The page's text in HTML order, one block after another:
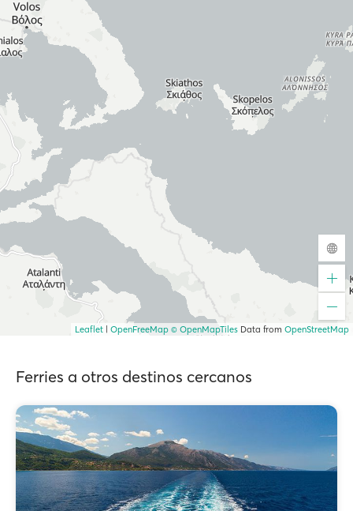
Leaflet OpenFreeMap © OpenMapTiles Data from OpenStreetMap
Ferries a otros destinos cercanos